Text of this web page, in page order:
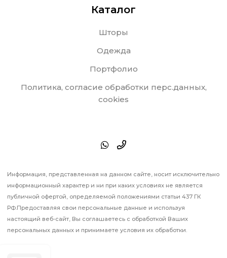
Каталог
Шторы
Одежда
Портфолио
Политика, согласие обработки перс.данных,
cookies
Информация, представленная на данном сайте, носит исключительно
информационный характер и ни при каких условиях не является
публичной офертой, определяемой положениями статьи 437 ГК
РФ.Предоставляя свои персональные данные и используя
настоящий веб-сайт, Вы соглашаетесь с обработкой Ваших
персональных данных и принимаете условия их обработки.